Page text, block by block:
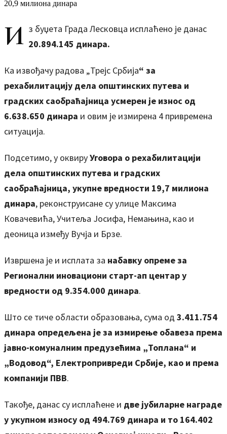
И з буџета Града Лесковца исплаћено је данас
20.894.145 динара.
Ка извођачу радова „Трејс Србија“ за
рехабилитацију дела општинских путева и
градских саобраћајница усмерен је износ од
6.638.650 динара и овим је измирена 4 привремена
ситуација.
Подсетимо, у оквируУговора о рехабилитацији
дела општинских путева и градских
саобраћајница, укупне вредности 19,7 милиона
динара, реконструисане су улице Максима
Ковачевића, Учитеља Јосифа, Немањина, као и
деоница између Вучја и Брзе.
Извршена је и исплата за набавку опреме за
Регионални иновациони старт-ап центар у
вредности од 9.354.000 динара.
Што се тиче области образовања, сума од 3.411.754
динара опредељена је за измирење обавеза према
јавно-комуналним предузећима „Топлана“ и
„Водовод“, Електропривреди Србије, као и према
компанији ПВВ.
Такође, данас су исплаћене и две јубиларне награде
у укупном износу од 494.769 динара и то 164.402